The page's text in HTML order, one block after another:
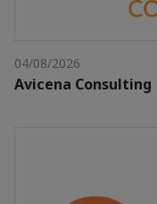
04/08/2026
Avicena Consulting